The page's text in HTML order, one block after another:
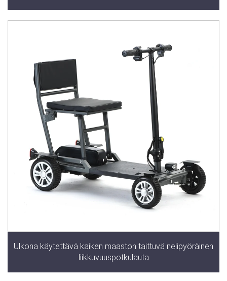
Ulkona käytettävä kaiken maaston taittuvä nelipyöräinen
liikkuvuuspotkulauta